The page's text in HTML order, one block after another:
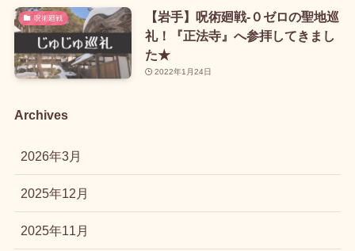
呪術廻戦
【岩手】呪術廻戦-０ゼロの聖地巡
礼！『正法寺』へ参拝してきまし
た★
2022年1月24日
Archives
2026年3月
2025年12月
2025年11月